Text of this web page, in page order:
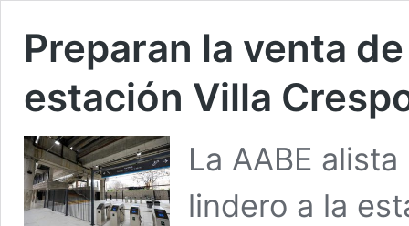
Preparan la venta
estación Villa
La AABE
lindero a la